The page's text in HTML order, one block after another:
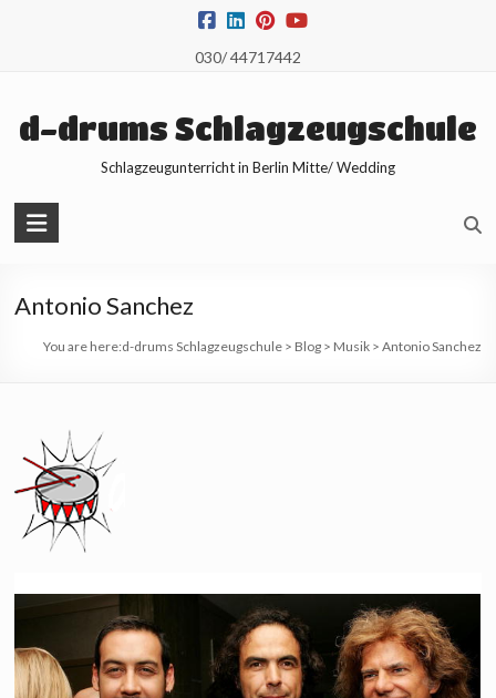
030/ 44717442
d-drums Schlagzeugschule
Schlagzeugunterricht in Berlin Mitte/ Wedding
Antonio Sanchez
You are here:d-drums Schlagzeugschule> Blog> Musik> Antonio Sanchez